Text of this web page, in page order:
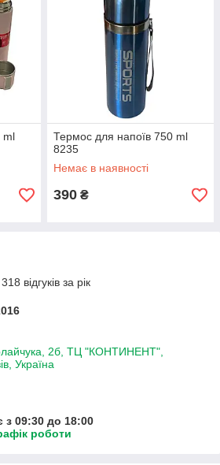
ml
Термос для напоїв 750 ml
8235
Немає в наявності
390 ₴
відгуків за рік
2б, ТЦ "КОНТИНЕНТ",
Україна
з 09:30 до 18:00
роботи